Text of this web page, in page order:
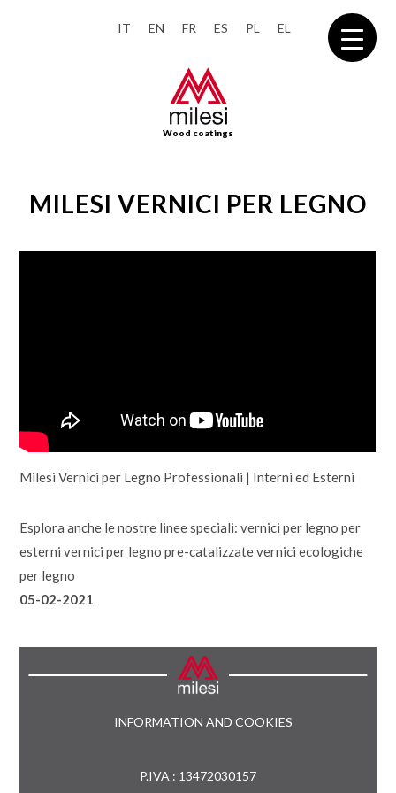
IT EN FR ES PL EL
Wood coatings
MILESI VERNICI PER LEGNO
MilesiVernici per Legno Professionali | Interni ed Esterni
Esplora anche le nostre linee speciali:vernici per legno per
esterni vernici per legno pre-catalizzatevernici ecologiche
per legno
05-02-2021
INFORMATION AND COOKIES
P.IVA : 13472030157